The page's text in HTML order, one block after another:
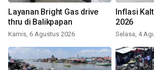
Layanan Bright Gas drive
thru di Balikpapan
Kamis, 6 Agustus 2026
Inflasi
2026
Selasa, 4